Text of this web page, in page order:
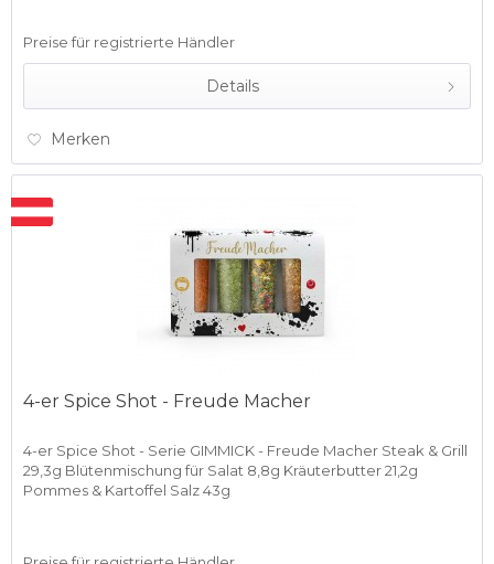
Preise für registrierte Händler
Details
Merken
4-er Spice Shot - Freude Macher
4-er Spice Shot - Serie GIMMICK - Freude Macher Steak & Grill
29,3g Blütenmischung für Salat 8,8g Kräuterbutter 21,2g
Pommes & Kartoffel Salz 43g